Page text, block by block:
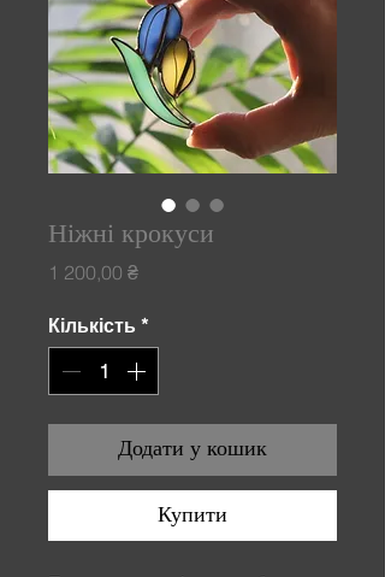
Ніжні крокуси
1 200,00 ₴Ціна
Кількість *
Додати у кошик
Купити